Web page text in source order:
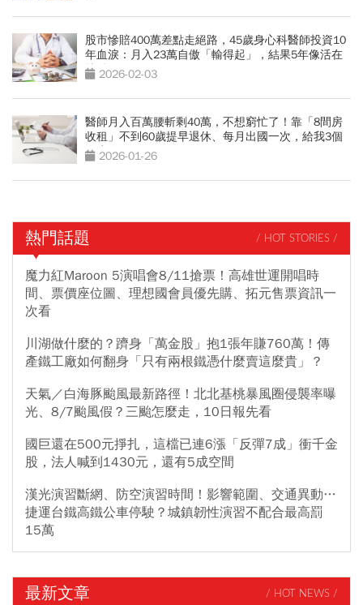
股市慘賠400萬差點走絕路，45歲身心科醫師投資10
年血淚：月入23萬自傲「輸得起」，結果5年像活在
地獄2026-02-03
醫師月入百萬腰斬剩40萬，不想窮忙了！靠「8間房
收租」不到60歲提早退休、每月出國一次，給我3個
人生啟示
2026-01-26
熱門話題 / HOT STORIES /
魔力紅Maroon 5演唱會8/11搶票！高雄世運開唱時
間、票價座位圖、理想國會員優先購、拓元售票資訊一
次看
川湖做什麼的？躋身「萬金股」抱1張年賺760萬！傳
產鐵工廠如何翻身「只有兩根鐵憑什麼賣這麼貴」？
天氣／白海豚颱風最新路徑！北北基桃暴風圈侵襲率曝
光、8/7颱風假？三颱怎麼走，10日報先看
國巨還在500元掙扎，這檔已連6漲「反彈7成」衝千金
股，法人喊到1430元，還有5成空間
漢光演習斷網、防空演習時間！影響範圍、交通異動…
捷運台鐵高鐵公車停駛？城鎮韌性演習不配合最高罰
15萬
最新文章 / HOT NEWS /